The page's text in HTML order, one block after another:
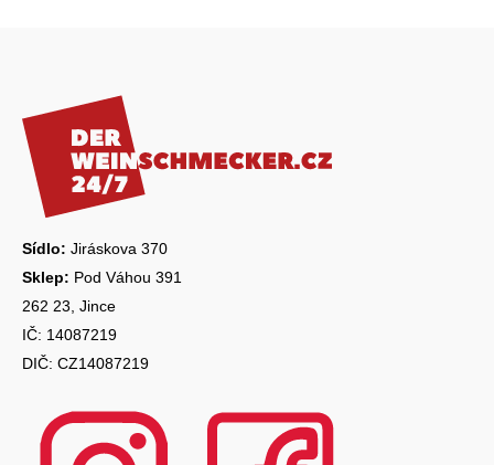
Sídlo: Jiráskova 370
Sklep: Pod Váhou 391
262 23, Jince
IČ: 14087219
DIČ: CZ14087219